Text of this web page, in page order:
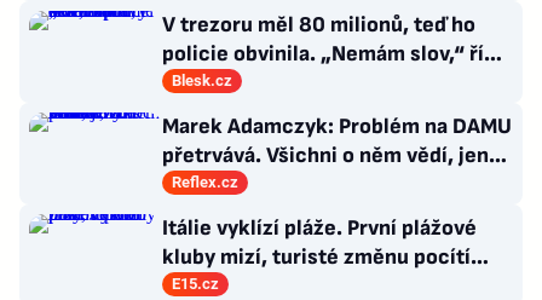
V trezoru měl 80 milionů, teď ho
policie obvinila. „Nemám slov,“ říká
exšéf Správy železnic
Blesk.cz
Marek Adamczyk: Problém na DAMU
přetrvává. Všichni o něm vědí, jen
moc nevědí, co s ním
Reflex.cz
Itálie vyklízí pláže. První plážové
kluby mizí, turisté změnu pocítí
brzy
E15.cz